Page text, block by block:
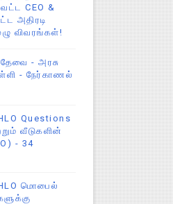
CEO &
அதிரடி
விவரங்கள்!
- அரசு
- நேர்காணல்
Questions
வீடுகளின்
- 34
மொபைல்